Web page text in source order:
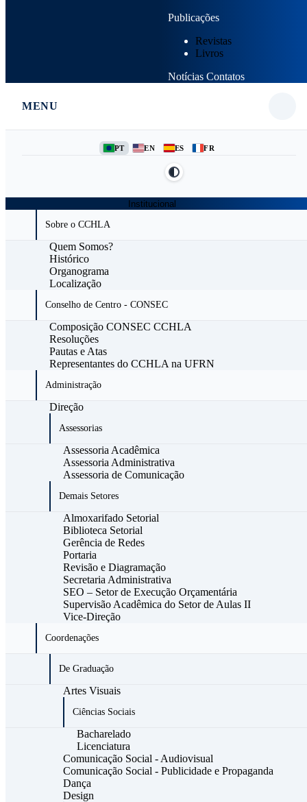
Publicações
Revistas
Livros
Notícias Contatos
MENU
PT EN ES FR
Institucional
Sobre o CCHLA
Quem Somos?
Histórico
Organograma
Localização
Conselho de Centro - CONSEC
Composição CONSEC CCHLA
Resoluções
Pautas e Atas
Representantes do CCHLA na UFRN
Administração
Direção
Assessorias
Assessoria Acadêmica
Assessoria Administrativa
Assessoria de Comunicação
Demais Setores
Almoxarifado Setorial
Biblioteca Setorial
Gerência de Redes
Portaria
Revisão e Diagramação
Secretaria Administrativa
SEO – Setor de Execução Orçamentária
Supervisão Acadêmica do Setor de Aulas II
Vice-Direção
Coordenações
De Graduação
Artes Visuais
Ciências Sociais
Bacharelado
Licenciatura
Comunicação Social - Audiovisual
Comunicação Social - Publicidade e Propaganda
Dança
Design